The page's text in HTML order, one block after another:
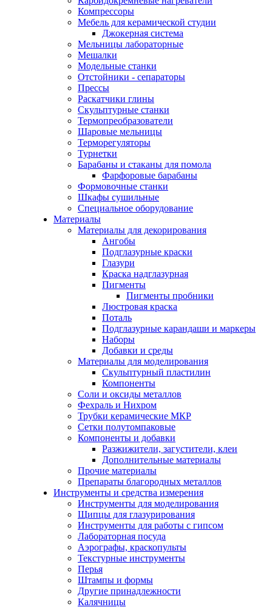
Компрессоры
Мебель для керамической студии
Джокерная система
Мельницы лабораторные
Мешалки
Модельные станки
Отстойники - сепараторы
Прессы
Раскатчики глины
Скульптурные станки
Термопреобразователи
Шаровые мельницы
Терморегуляторы
Турнетки
Барабаны и стаканы для помола
Фарфоровые барабаны
Формовочные станки
Шкафы сушильные
Специальное оборудование
Материалы
Материалы для декорирования
Ангобы
Подглазурные краски
Глазури
Краска надглазурная
Пигменты
Пигменты пробники
Люстровая краска
Поталь
Подглазурные карандаши и маркеры
Наборы
Добавки и среды
Материалы для моделирования
Скульптурный пластилин
Компоненты
Соли и оксиды металлов
Фехраль и Нихром
Трубки керамические МКР
Сетки полутомпаковые
Компоненты и добавки
Разжижители, загустители, клеи
Дополнительные материалы
Прочие материалы
Препараты благородных металлов
Инструменты и средства измерения
Инструменты для моделирования
Щипцы для глазурирования
Инструменты для работы с гипсом
Лабораторная посуда
Аэрографы, краскопульты
Текстурные инструменты
Перья
Штампы и формы
Другие принадлежности
Калячницы